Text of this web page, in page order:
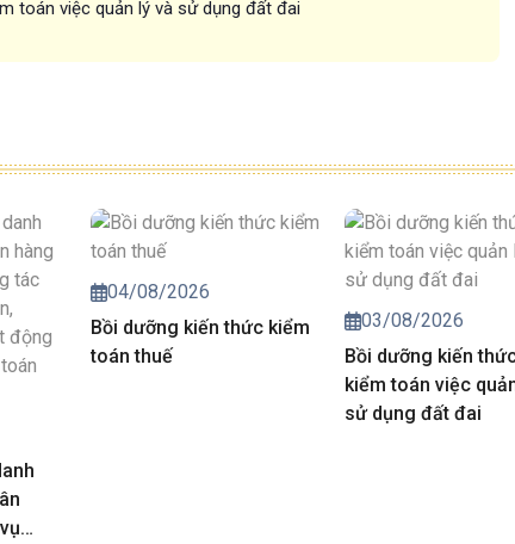
toán việc quản lý và sử dụng đất đai
04/08/2026
Bồi dưỡng kiến thức kiểm
toán thuế
03/08/2026
Bồi dưỡng kiến
kiểm toán việc
sử dụng đất đai